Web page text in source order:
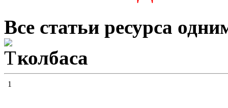
Все статьи ресурса
колбаса
1